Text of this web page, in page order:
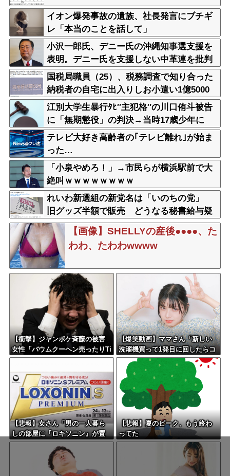
イオン爆発事故の遺族、社長発言にブチギ
レ「本当のことを話して」
小沢一郎氏、デニー氏の沖縄知事選支援を
表明。デニー氏を支援しない中革連を批判
国税局職員（25）、税務調査で知り合った
納税者の自宅に出入りしお小遣い1億5000
万円頂戴するwww
江別大学生暴行ﾀﾋ″主犯格″の川口侑斗被告
に「無期懲役」の判決→当時17歳少年に
「懲役30年」の判決
テレビ大好き高齢者の｢テレビ離れ｣が始ま
った…
「小泉やめろ！」→市民らが横浜駅前で大
絶叫ｗｗｗｗｗｗｗｗ
れいわ新選組の新党名は「いのちの党」
旧グッズ半額で販売 どうなる秘書給与疑
惑
【画像】SHELLYの産後●●●●、た
わわ、たわわwwww
【衝撃】ジャンポケ斉藤の被害
女性「バウムクーヘン売ったりTi
kTokライブしててムカついたか
ら示談しなかった」←コレって
さ…
【爆笑動画】ママさん「新しい
洗濯機買って1発目に回したらコ
レw」←こwれwはw w w w w w
w w w w
【悲報】女さん「男の一人暮ら
しの部屋に『ロキソニン』が置
いてあったら浮気確定です」
【悲報】夏のピーク、もう終わ
ってた